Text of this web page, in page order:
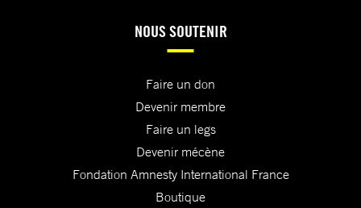
NOUS SOUTENIR
Faire un don
Devenir membre
Faire un legs
Devenir mécène
Fondation Amnesty International France
Boutique